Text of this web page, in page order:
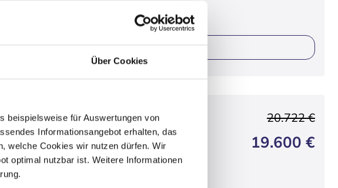
Über Cookies
beispielsweise für Auswertungen von
Informationsangebot erhalten, das
welche Cookies wir nutzen dürfen. Wir
optimal nutzbar ist. Weitere Informationen
Details
Beachy 420+
Neufahrzeug Wohnwagen 2 Schlafplätze
19.600 €
20.722 €
1.200 kg